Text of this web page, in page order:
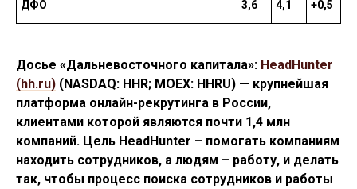
ДФО 3,6 4,1 +0,5
Досье «Дальневосточного капитала»: HeadHunter
(hh.ru) (NASDAQ: HHR; MOEX: HHRU) — крупнейшая
платформа онлайн-рекрутинга в России,
клиентами которой являются почти 1,4 млн
компаний. Цель HeadHunter – помогать компаниям
находить сотрудников, а людям – работу, и делать
так, чтобы процесс поиска сотрудников и работы